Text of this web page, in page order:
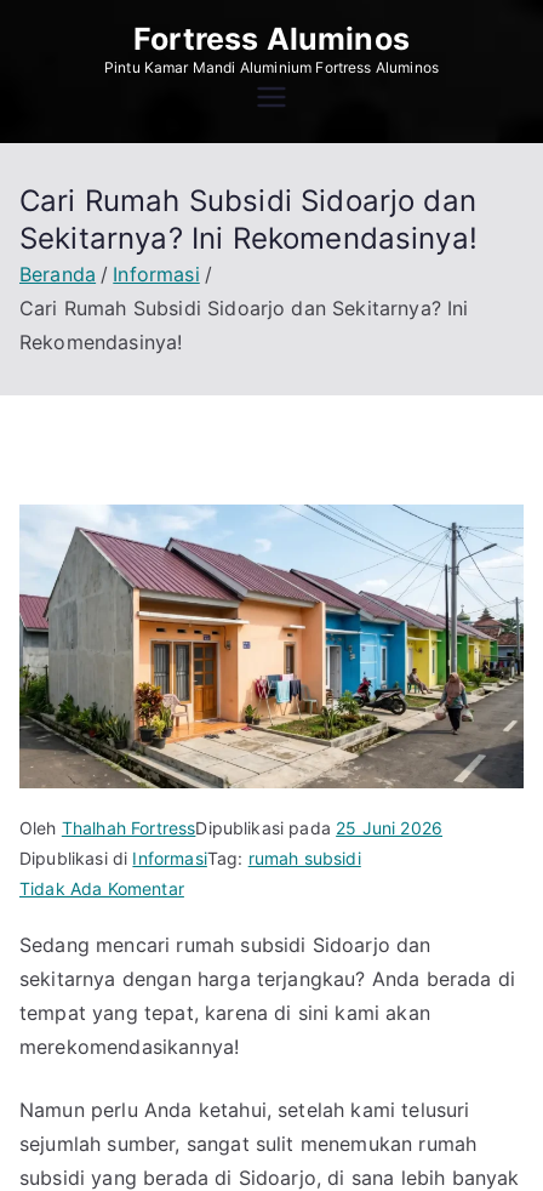
Fortress Aluminos
Pintu Kamar Mandi Aluminium Fortress Aluminos
Cari Rumah Subsidi Sidoarjo dan
Sekitarnya? Ini Rekomendasinya!
Beranda
Informasi
Cari Rumah Subsidi Sidoarjo dan Sekitarnya? Ini
Rekomendasinya!
Oleh Thalhah FortressDipublikasi pada 25 Juni 2026
Dipublikasi di InformasiTag: rumah subsidi
Tidak Ada Komentarpada
Rumah
Subsidi
Sidoarjo
dan
Ini
Sedang mencari rumah subsidi Sidoarjo dan
sekitarnya dengan harga terjangkau? Anda berada di
tempat yang tepat, karena di sini kami akan
merekomendasikannya!
Namun perlu Anda ketahui, setelah kami telusuri
sejumlah sumber, sangat sulit menemukan rumah
subsidi yang berada di Sidoarjo, di sana lebih banyak